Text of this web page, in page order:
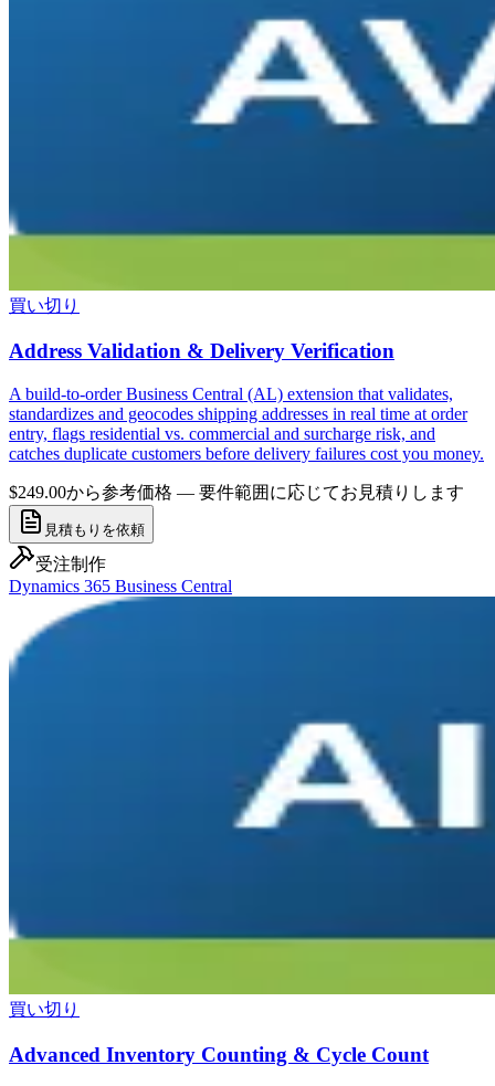
買い切り
Address Validation & Delivery Verification
A build-to-order Business Central (AL) extension that validates,
standardizes and geocodes shipping addresses in real time at order
entry, flags residential vs. commercial and surcharge risk, and
catches duplicate customers before delivery failures cost you money.
$249.00から参考価格 — 要件範囲に応じてお見積りします
見積もりを依頼
受注制作
Dynamics 365 Business Central
買い切り
Advanced Inventory Counting & Cycle Count